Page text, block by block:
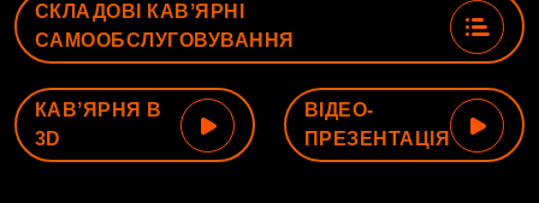
СКЛАДОВІ КАВʼЯРНІ
САМООБСЛУГОВУВАННЯ
КАВʼЯРНЯ В
3D
ВІДЕО-
ПРЕЗЕНТАЦІЯ